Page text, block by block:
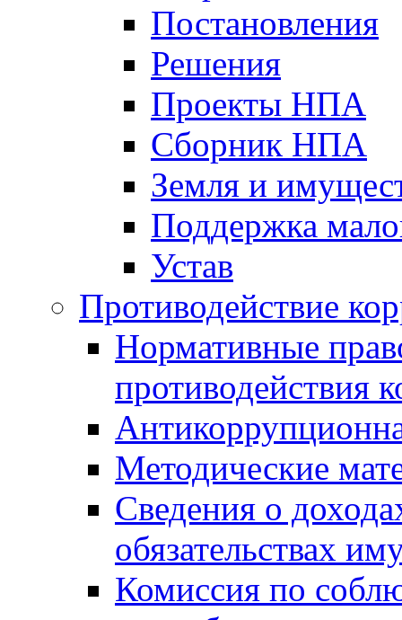
Постановления
Решения
Проекты НПА
Сборник НПА
Земля и
Поддержка
Устав
Противодействие
Нормативные
противодействия
Методические
Сведения о
обязательствах
Комиссия по